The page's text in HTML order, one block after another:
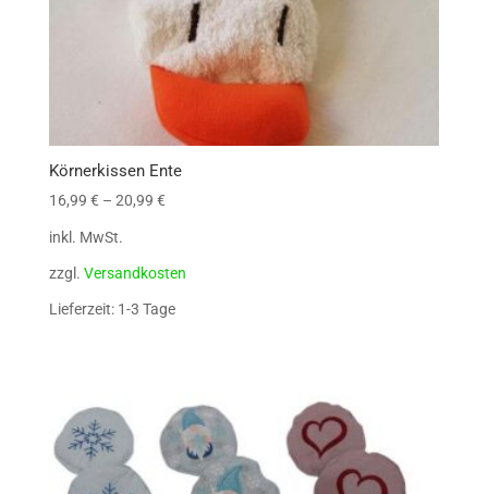
Körnerkissen Ente
16,99 € – 20,99 €
inkl. MwSt.
zzgl. Versandkosten
Lieferzeit: 1-3 Tage